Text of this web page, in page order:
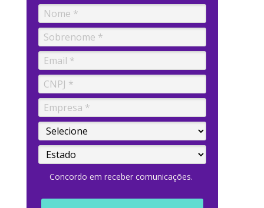
Concordo em receber comunicações.